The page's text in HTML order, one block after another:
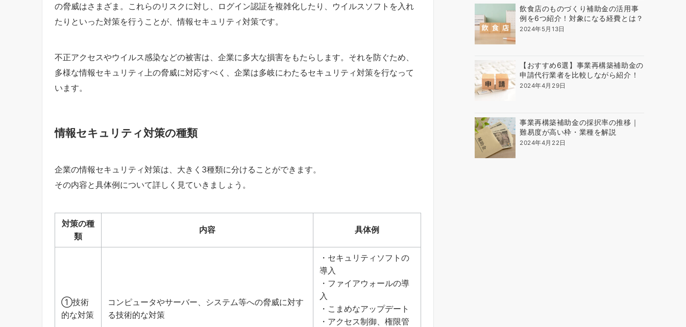
の脅威はさまざま。これらのリスクに対し、ログイン認証を複雑化したり、ウイルスソフトを入れ
たりといった対策を行うことが、情報セキュリティ対策です。
不正アクセスやウイルス感染などの被害は、企業に多大な損害をもたらします。それを防ぐため、
多様な情報セキュリティ上の脅威に対応すべく、企業は多岐にわたるセキュリティ対策を行なって
います。
情報セキュリティ対策の種類
企業の情報セキュリティ対策は、大きく3種類に分けることができます。
その内容と具体例について詳しく見ていきましょう。
対策の種
類
内容 具体例
①技術
的な対策
コンピュータやサーバー、システム等への脅威に対す
る技術的な対策
・セキュリティソフトの
導入
・ファイアウォールの導
入
・こまめなアップデート
・アクセス制御、権限管
飲食店のものづくり補助金の活用事
例を6つ紹介！対象になる経費とは？
2024年5月13日
【おすすめ6選】事業再構築補助金の
申請代行業者を比較しながら紹介！
2024年4月29日
事業再構築補助金の採択率の推移｜
難易度が高い枠・業種を解説
2024年4月22日